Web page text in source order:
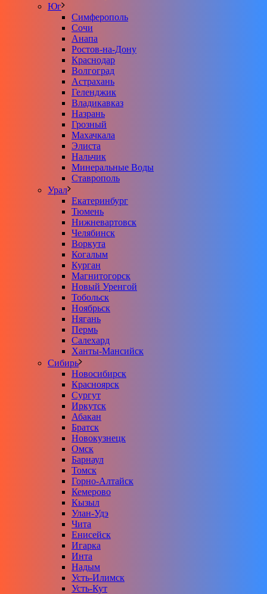
Юг
Симферополь
Сочи
Анапа
Ростов-на-Дону
Краснодар
Волгоград
Астрахань
Геленджик
Владикавказ
Назрань
Грозный
Махачкала
Элиста
Нальчик
Минеральные Воды
Ставрополь
Урал
Екатеринбург
Тюмень
Нижневартовск
Челябинск
Воркута
Когалым
Курган
Магнитогорск
Новый Уренгой
Тобольск
Ноябрьск
Нягань
Пермь
Салехард
Ханты-Мансийск
Сибирь
Новосибирск
Красноярск
Сургут
Иркутск
Абакан
Братск
Новокузнецк
Омск
Барнаул
Томск
Горно-Алтайск
Кемерово
Кызыл
Улан-Удэ
Чита
Енисейск
Игарка
Инта
Надым
Усть-Илимск
Усть-Кут